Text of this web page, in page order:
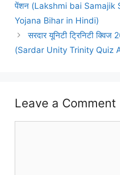
पेंशन (Lakshmi bai Samajik
Yojana Bihar in Hindi)
सरदार यूनिटी ट्रिनिटी क्विज
(Sardar Unity Trinity Quiz
Leave a Comment